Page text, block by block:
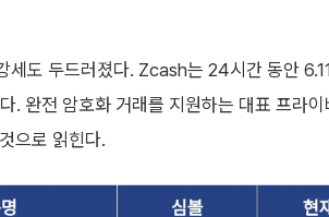
세도 두드러졌다. Zcash는 24시간 동안
. 완전 암호화 거래를 지원하는 대표 프라
으로 읽힌다.